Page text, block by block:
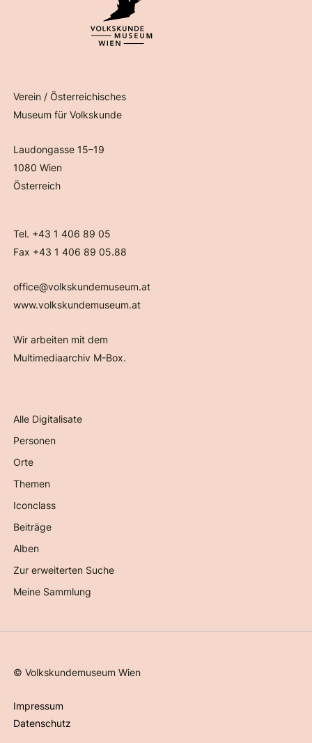
Verein / Österreichisches
Museum für Volkskunde
Laudongasse 15–19
1080 Wien
Österreich
Tel. +43 1 406 89 05
Fax +43 1 406 89 05.88
office@volkskundemuseum.at
www.volkskundemuseum.at
Wir arbeiten mit dem
Multimediaarchiv M-Box.
Alle Digitalisate
Personen
Orte
Themen
Iconclass
Beiträge
Alben
Zur erweiterten Suche
Meine Sammlung
©Volkskundemuseum Wien
Impressum
Datenschutz